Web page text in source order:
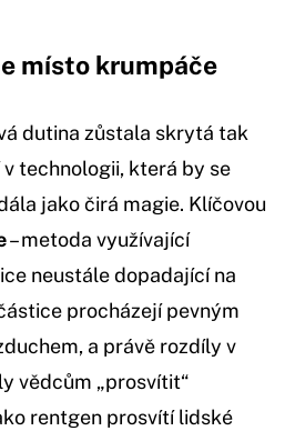
místo krumpáče
dutina zůstala skrytá tak
technologii, která by se
jako čirá magie. Klíčovou
– metoda využívající
neustále dopadající na
procházejí pevným
a právě rozdíly v
vědcům „prosvítit“
rentgen prosvítí lidské